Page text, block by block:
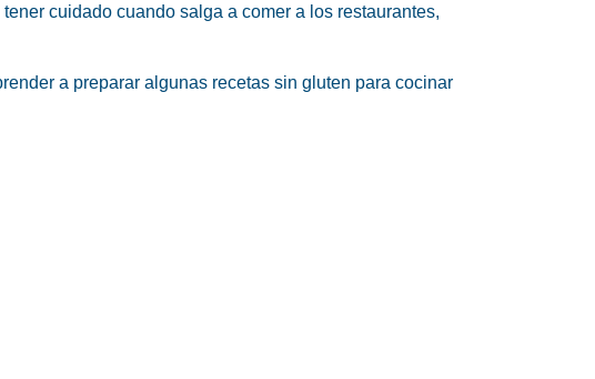
cuidado cuando salga a comer a los restaurantes,
a preparar algunas recetas sin gluten para cocinar